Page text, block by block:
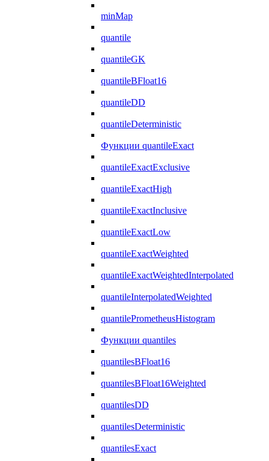
minMap
quantile
quantileGK
quantileBFloat16
quantileDD
quantileDeterministic
Функции quantileExact
quantileExactExclusive
quantileExactHigh
quantileExactInclusive
quantileExactLow
quantileExactWeighted
quantileExactWeightedInterpolated
quantileInterpolatedWeighted
quantilePrometheusHistogram
Функции quantiles
quantilesBFloat16
quantilesBFloat16Weighted
quantilesDD
quantilesDeterministic
quantilesExact